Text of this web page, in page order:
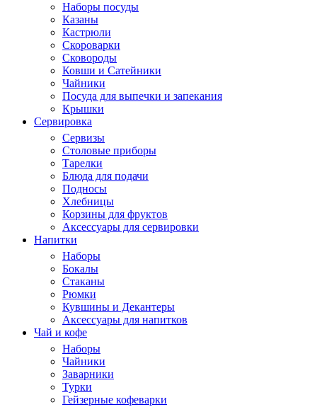
Наборы посуды
Казаны
Кастрюли
Скороварки
Сковороды
Ковши и Сатейники
Чайники
Посуда для выпечки и запекания
Крышки
Сервировка
Сервизы
Столовые приборы
Тарелки
Блюда для подачи
Подносы
Хлебницы
Корзины для фруктов
Аксессуары для сервировки
Напитки
Наборы
Бокалы
Стаканы
Рюмки
Кувшины и Декантеры
Аксессуары для напитков
Чай и кофе
Наборы
Чайники
Заварники
Турки
Гейзерные кофеварки